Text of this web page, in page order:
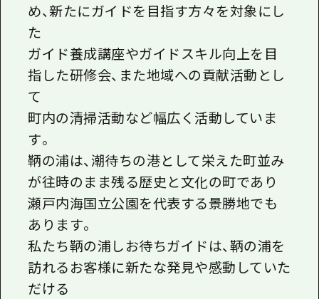
め、新たにガイドを目指す方々を対象にし
た
ガイド養成講座やガイドスキル向上を目
指した研修会、また地域への貢献活動とし
て
町内の清掃活動など幅広く活動していま
す。
鞆の浦は、潮待ちの港として栄えた町並み
が往時のまま残る歴史と文化の町であり
瀬戸内海国立公園を代表する景勝地でも
あります。
私たち鞆の浦しお待ちガイドは、鞆の浦を
訪れるお客様に新たな発見や感動していた
だける